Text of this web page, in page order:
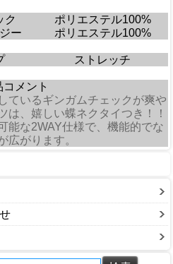
ク
ポリエステル100%
ー ポリエステル100%
ストレッチ
コメント
ているギンガムチェックが爽や
は、嬉しい蝶ネクタイつき！！
能な2WAY仕様で、機能的でな
広がります。